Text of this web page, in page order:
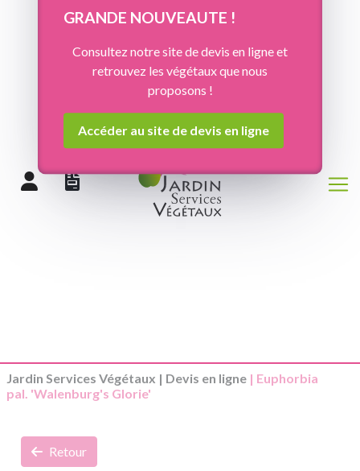
GRANDE NOUVEAUTE !
Consultez notre site de devis en ligne et
retrouvez les végétaux que nous
proposons !
Accéder au site de devis en ligne
Jardin Services Végétaux | Devis en ligne | Euphorbia
pal. 'Walenburg's Glorie'
Retour
Panneau de gestion des cookies